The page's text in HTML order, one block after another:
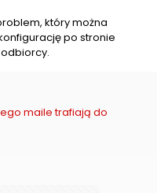
który można
po stronie
maile trafiają do